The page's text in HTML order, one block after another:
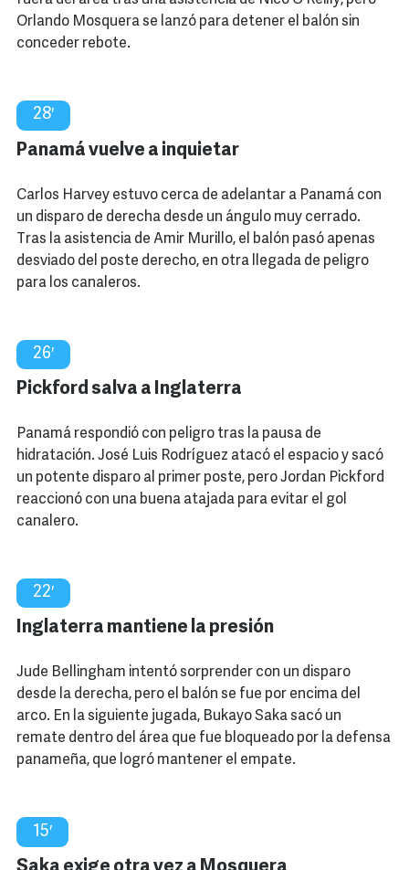
Orlando Mosquera se lanzó para detener el balón sin
conceder rebote.
28′
Panamá vuelve a inquietar
Carlos Harvey estuvo cerca de adelantar a Panamá con
un disparo de derecha desde un ángulo muy cerrado.
Tras la asistencia de Amir Murillo, el balón pasó apenas
desviado del poste derecho, en otra llegada de peligro
para los canaleros.
26′
Pickford salva a Inglaterra
Panamá respondió con peligro tras la pausa de
hidratación. José Luis Rodríguez atacó el espacio y sacó
un potente disparo al primer poste, pero Jordan Pickford
reaccionó con una buena atajada para evitar el gol
canalero.
22′
Inglaterra mantiene la presión
Jude Bellingham intentó sorprender con un disparo
desde la derecha, pero el balón se fue por encima del
arco. En la siguiente jugada, Bukayo Saka sacó un
remate dentro del área que fue bloqueado por la defensa
panameña, que logró mantener el empate.
15′